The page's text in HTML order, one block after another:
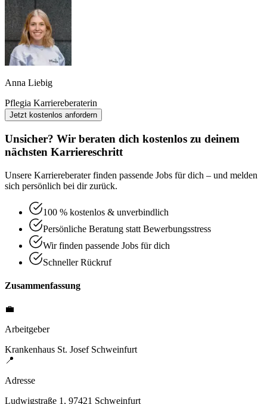
Anna Liebig
Pflegia Karriereberaterin
Jetzt kostenlos anfordern
Unsicher? Wir beraten dich kostenlos zu deinem
nächsten Karriereschritt
Unsere Karriereberater finden passende Jobs für dich – und melden
sich persönlich bei dir zurück.
100 % kostenlos & unverbindlich
Persönliche Beratung statt Bewerbungsstress
Wir finden passende Jobs für dich
Schneller Rückruf
Zusammenfassung
💼
Arbeitgeber
Krankenhaus St. Josef Schweinfurt
📍
Adresse
Ludwigstraße 1, 97421 Schweinfurt